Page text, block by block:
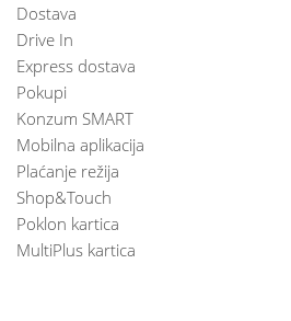
Dostava
Drive In
Express dostava
Pokupi
Konzum SMART
Mobilna aplikacija
Plaćanje režija
Shop&Touch
Poklon kartica
MultiPlus kartica